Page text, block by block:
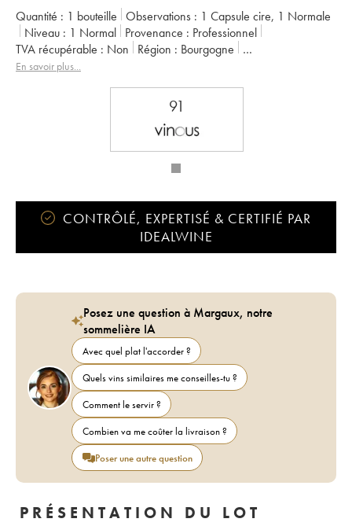
Quantité : 1 bouteille Observations : 1 Capsule cire, 1 Normale
Niveau : 1 Normal Provenance :
professionnel
TVA récupérable :
non Région :
Bourgogne
Appellation :
En savoir plus...
91
CONTRÔLÉ, EXPERTISÉ & CERTIFIÉ PAR
IDEALWINE
Posez une question à Margaux, notre
sommelière IA
Avec quel plat l'accorder ?
Quels vins similaires me conseilles-tu ?
Comment le servir ?
Combien va me coûter la livraison ?
Poser une autre question
PRÉSENTATION DU LOT